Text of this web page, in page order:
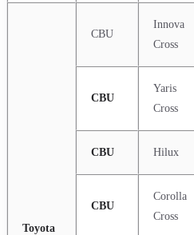
Toyota
CBU
Innova
Cross
CBU
Yaris
Cross
CBU Hilux
CBU
Corolla
Cross